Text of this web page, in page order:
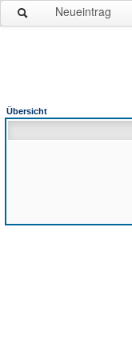
Neueintrag
Übersicht